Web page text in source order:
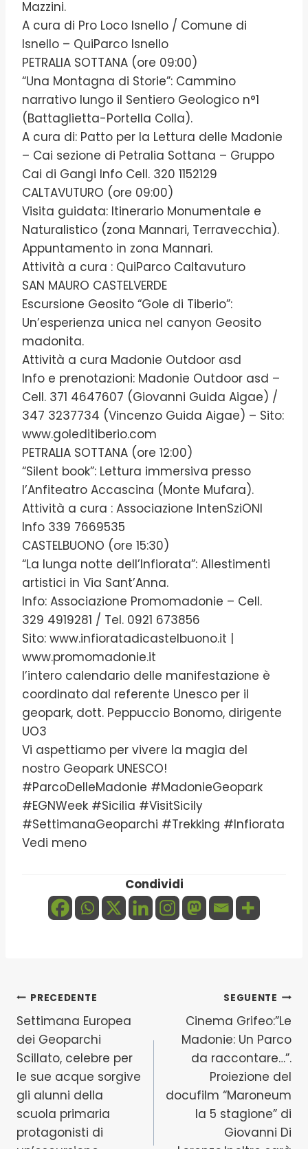
Mazzini.
A cura di Pro Loco Isnello / Comune di
Isnello – QuiParco Isnello
PETRALIA SOTTANA (ore 09:00)
“Una Montagna di Storie”: Cammino
narrativo lungo il Sentiero Geologico n°1
(Battaglietta-Portella Colla).
A cura di: Patto per la Lettura delle Madonie
– Cai sezione di Petralia Sottana – Gruppo
Cai di Gangi Info Cell. 320 1152129
CALTAVUTURO (ore 09:00)
Visita guidata: Itinerario Monumentale e
Naturalistico (zona Mannari, Terravecchia).
Appuntamento in zona Mannari.
Attività a cura : QuiParco Caltavuturo
SAN MAURO CASTELVERDE
Escursione Geosito “Gole di Tiberio”:
Un’esperienza unica nel canyon Geosito
madonita.
Attività a cura Madonie Outdoor asd
Info e prenotazioni: Madonie Outdoor asd –
Cell. 371 4647607 (Giovanni Guida Aigae) /
347 3237734 (Vincenzo Guida Aigae) – Sito:
www.goleditiberio.com
PETRALIA SOTTANA (ore 12:00)
“Silent book”: Lettura immersiva presso
l’Anfiteatro Accascina (Monte Mufara).
Attività a cura : Associazione IntenSziONI
Info 339 7669535
CASTELBUONO (ore 15:30)
“La lunga notte dell’Infiorata”: Allestimenti
artistici in Via Sant’Anna.
Info: Associazione Promomadonie – Cell.
329 4919281 / Tel. 0921 673856
Sito: www.infioratadicastelbuono.it |
www.promomadonie.it
l’intero calendario delle manifestazione è
coordinato dal referente Unesco per il
geopark, dott. Peppuccio Bonomo, dirigente
UO3
Vi aspettiamo per vivere la magia del
nostro Geopark UNESCO!
#ParcoDelleMadonie #MadonieGeopark
#EGNWeek #Sicilia #VisitSicily
#SettimanaGeoparchi #Trekking #Infiorata
Vedi meno
Condividi
Navigazione
articoli
PRECEDENTE
Settimana Europea
dei Geoparchi
Scillato, celebre per
le sue acque sorgive
gli alunni della
scuola primaria
protagonisti di
SEGUENTE
Cinema Grifeo:”Le
Madonie: Un Parco
da raccontare…”.
Proiezione del
docufilm “Maroneum
la 5 stagione” di
Giovanni Di